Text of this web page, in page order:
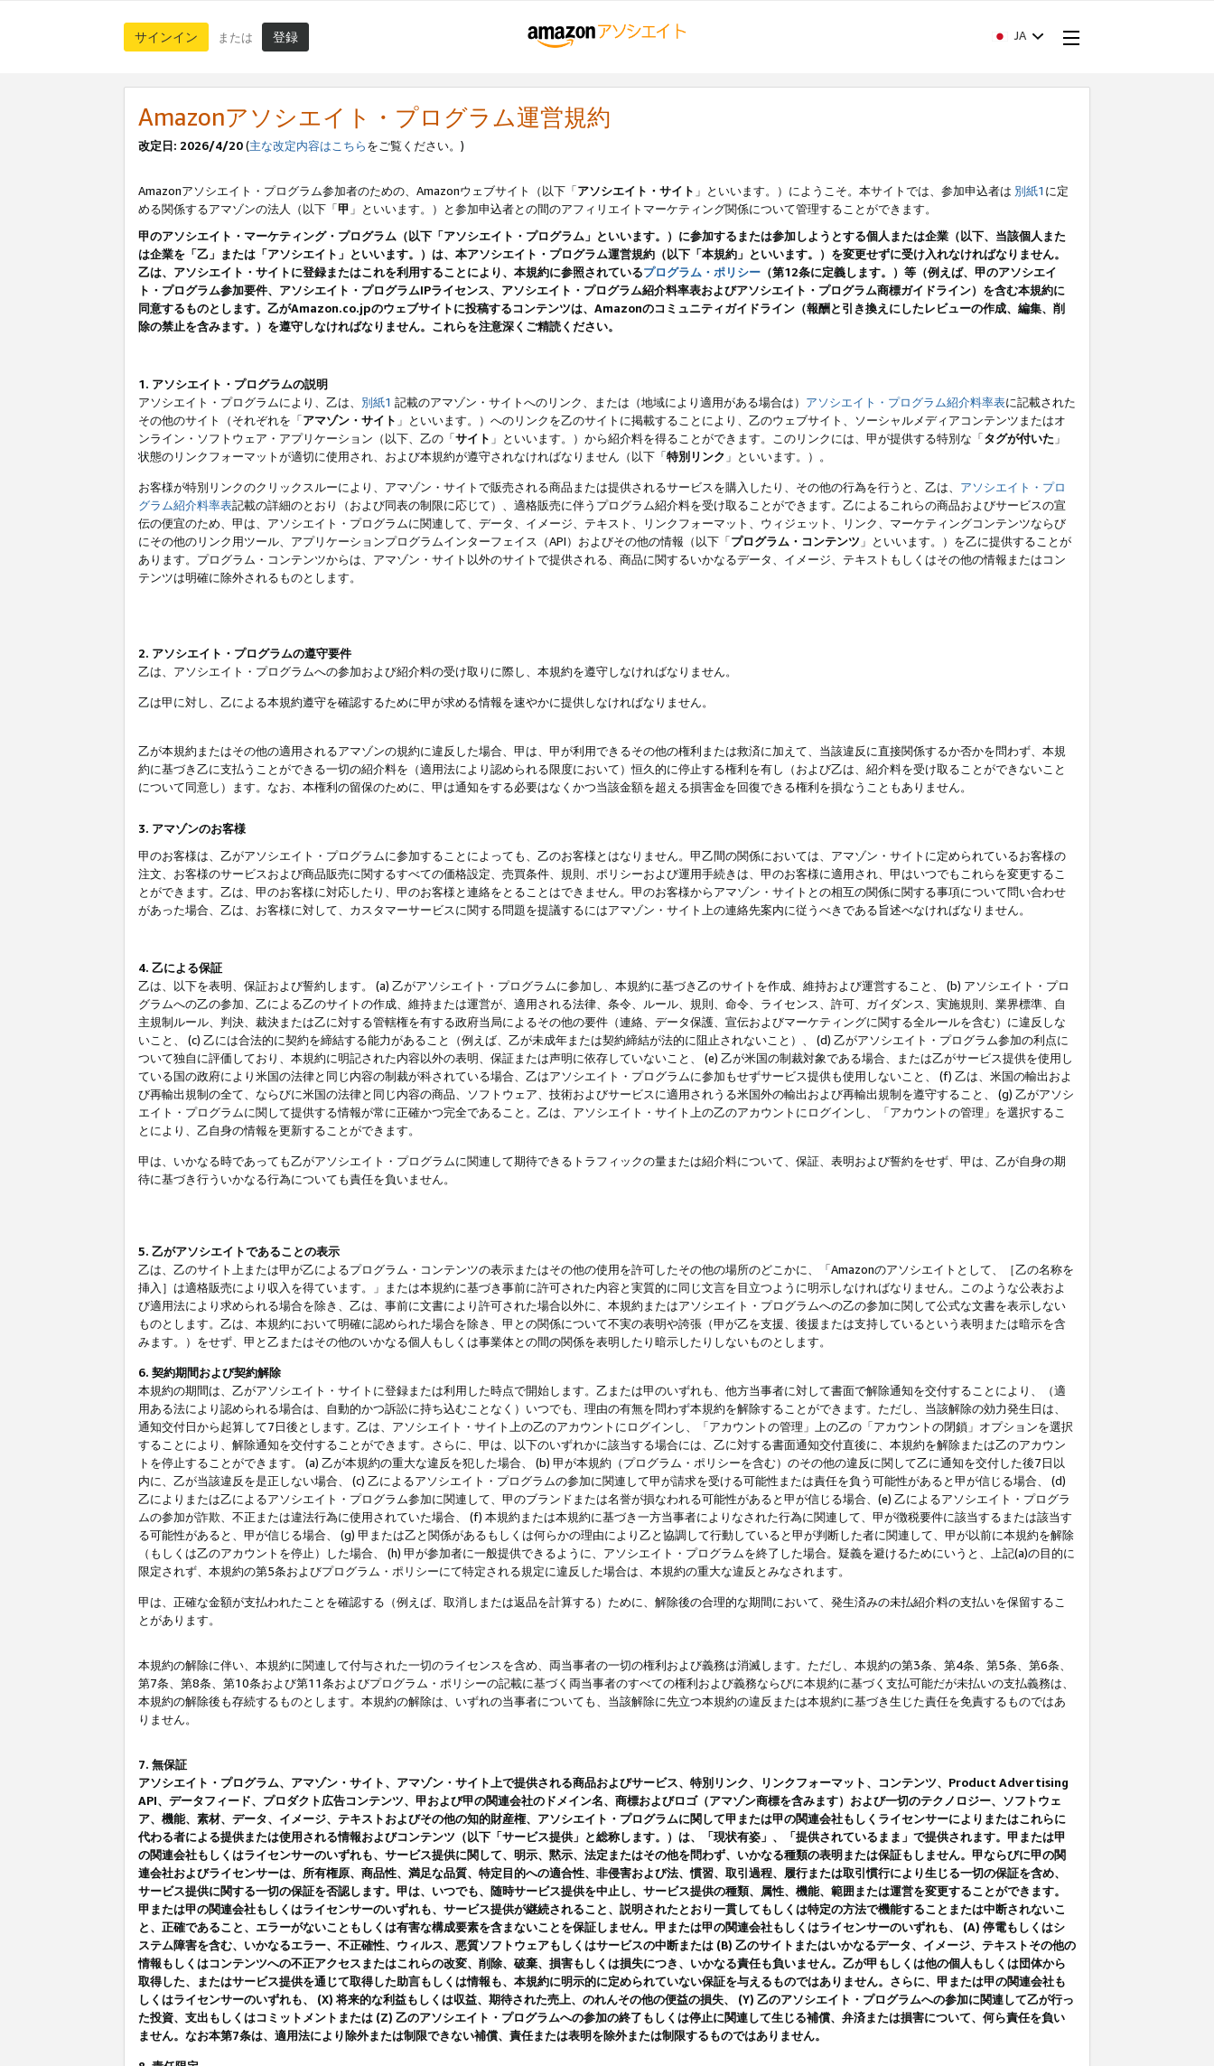
サインイン または 登録 JA
Amazonアソシエイト・プログラム運営規約
改定日: 2026/4/20(主な改定内容はこちらをご覧ください。)
Amazonアソシエイト・プログラム参加者のための、Amazonウェブサイト（以下「アソシエイト・サイト 」といいます。）にようこそ。本サイトでは、参加申込者は 別紙1 に定
める関係するアマゾンの法人（以下「甲 」といいます。）と参加申込者との間のアフィリエイトマーケティング関係について管理することができます。
甲のアソシエイト・マーケティング・プログラム（以下「アソシエイト・プログラム」といいます。）に参加するまたは参加しようとする個人または企業（以下、当該個人また
は企業を「乙」または「アソシエイト」といいます。）は、本アソシエイト・プログラム運営規約（以下「本規約」といいます。）を変更せずに受け入れなければなりません。
乙は、アソシエイト・サイトに登録またはこれを利用することにより、本規約に参照されているプログラム・ポリシー （第12条に定義します。）等（例えば、甲のアソシエイ
ト・プログラム参加要件、アソシエイト・プログラムIPライセンス、アソシエイト・プログラム紹介料率表およびアソシエイト・プログラム商標ガイドライン）を含む本規約に
同意するものとします。乙がAmazon.co.jpのウェブサイトに投稿するコンテンツは、Amazonのコミュニティガイドライン（報酬と引き換えにしたレビューの作成、編集、削
除の禁止を含みます。）を遵守しなければなりません。これらを注意深くご精読ください。
1. アソシエイト・プログラムの説明
アソシエイト・プログラムにより、乙は、 別紙1 記載のアマゾン・サイトへのリンク、または（地域により適用がある場合は） アソシエイト・プログラム紹介料率表に記載された
その他のサイト（それぞれを「アマゾン・サイト 」といいます。）へのリンクを乙のサイトに掲載することにより、乙のウェブサイト、ソーシャルメディアコンテンツまたはオ
ンライン・ソフトウェア・アプリケーション（以下、乙の「サイト 」といいます。）から紹介料を得ることができます。このリンクには、甲が提供する特別な「タグが付いた 」
状態のリンクフォーマットが適切に使用され、および本規約が遵守されなければなりません（以下「特別リンク 」といいます。）。
お客様が特別リンクのクリックスルーにより、アマゾン・サイトで販売される商品または提供されるサービスを購入したり、その他の行為を行うと、乙は、 アソシエイト・プロ
グラム紹介料率表記載の詳細のとおり（および同表の制限に応じて）、適格販売に伴うプログラム紹介料を受け取ることができます。乙によるこれらの商品およびサービスの宣
伝の便宜のため、甲は、アソシエイト・プログラムに関連して、データ、イメージ、テキスト、リンクフォーマット、ウィジェット、リンク、マーケティングコンテンツならび
にその他のリンク用ツール、アプリケーションプログラムインターフェイス（API）およびその他の情報（以下「プログラム・コンテンツ 」といいます。）を乙に提供することが
あります。プログラム・コンテンツからは、アマゾン・サイト以外のサイトで提供される、商品に関するいかなるデータ、イメージ、テキストもしくはその他の情報またはコン
テンツは明確に除外されるものとします。
2. アソシエイト・プログラムの遵守要件
乙は、アソシエイト・プログラムへの参加および紹介料の受け取りに際し、本規約を遵守しなければなりません。
乙は甲に対し、乙による本規約遵守を確認するために甲が求める情報を速やかに提供しなければなりません。
乙が本規約またはその他の適用されるアマゾンの規約に違反した場合、甲は、甲が利用できるその他の権利または救済に加えて、当該違反に直接関係するか否かを問わず、本規
約に基づき乙に支払うことができる一切の紹介料を（適用法により認められる限度において）恒久的に停止する権利を有し（および乙は、紹介料を受け取ることができないこと
について同意し）ます。なお、本権利の留保のために、甲は通知をする必要はなくかつ当該金額を超える損害金を回復できる権利を損なうこともありません。
3. アマゾンのお客様
甲のお客様は、乙がアソシエイト・プログラムに参加することによっても、乙のお客様とはなりません。甲乙間の関係においては、アマゾン・サイトに定められているお客様の
注文、お客様のサービスおよび商品販売に関するすべての価格設定、売買条件、規則、ポリシーおよび運用手続きは、甲のお客様に適用され、甲はいつでもこれらを変更するこ
とができます。乙は、甲のお客様に対応したり、甲のお客様と連絡をとることはできません。甲のお客様からアマゾン・サイトとの相互の関係に関する事項について問い合わせ
があった場合、乙は、お客様に対して、カスタマーサービスに関する問題を提議するにはアマゾン・サイト上の連絡先案内に従うべきである旨述べなければなりません。
4. 乙による保証
乙は、以下を表明、保証および誓約します。 (a) 乙がアソシエイト・プログラムに参加し、本規約に基づき乙のサイトを作成、維持および運営すること、 (b) アソシエイト・プロ
グラムへの乙の参加、乙による乙のサイトの作成、維持または運営が、適用される法律、条令、ルール、規則、命令、ライセンス、許可、ガイダンス、実施規則、業界標準、自
主規制ルール、判決、裁決または乙に対する管轄権を有する政府当局によるその他の要件（連絡、データ保護、宣伝およびマーケティングに関する全ルールを含む）に違反しな
いこと、 (c) 乙には合法的に契約を締結する能力があること（例えば、乙が未成年または契約締結が法的に阻止されないこと）、 (d) 乙がアソシエイト・プログラム参加の利点に
ついて独自に評価しており、本規約に明記された内容以外の表明、保証または声明に依存していないこと、 (e) 乙が米国の制裁対象である場合、または乙がサービス提供を使用し
ている国の政府により米国の法律と同じ内容の制裁が科されている場合、乙はアソシエイト・プログラムに参加もせずサービス提供も使用しないこと、 (f) 乙は、米国の輸出およ
び再輸出規制の全て、ならびに米国の法律と同じ内容の商品、ソフトウェア、技術およびサービスに適用されうる米国外の輸出および再輸出規制を遵守すること、 (g) 乙がアソシ
エイト・プログラムに関して提供する情報が常に正確かつ完全であること。乙は、アソシエイト・サイト上の乙のアカウントにログインし、「アカウントの管理」を選択するこ
とにより、乙自身の情報を更新することができます。
甲は、いかなる時であっても乙がアソシエイト・プログラムに関連して期待できるトラフィックの量または紹介料について、保証、表明および誓約をせず、甲は、乙が自身の期
待に基づき行ういかなる行為についても責任を負いません。
5. 乙がアソシエイトであることの表示
乙は、乙のサイト上または甲が乙によるプログラム・コンテンツの表示またはその他の使用を許可したその他の場所のどこかに、「Amazonのアソシエイトとして、［乙の名称を
挿入］は適格販売により収入を得ています。」または本規約に基づき事前に許可された内容と実質的に同じ文言を目立つように明示しなければなりません。このような公表およ
び適用法により求められる場合を除き、乙は、事前に文書により許可された場合以外に、本規約またはアソシエイト・プログラムへの乙の参加に関して公式な文書を表示しない
ものとします。乙は、本規約において明確に認められた場合を除き、甲との関係について不実の表明や誇張（甲が乙を支援、後援または支持しているという表明または暗示を含
みます。）をせず、甲と乙またはその他のいかなる個人もしくは事業体との間の関係を表明したり暗示したりしないものとします。
6. 契約期間および契約解除
本規約の期間は、乙がアソシエイト・サイトに登録または利用した時点で開始します。乙または甲のいずれも、他方当事者に対して書面で解除通知を交付することにより、（適
用ある法により認められる場合は、自動的かつ訴訟に持ち込むことなく）いつでも、理由の有無を問わず本規約を解除することができます。ただし、当該解除の効力発生日は、
通知交付日から起算して7日後とします。乙は、アソシエイト・サイト上の乙のアカウントにログインし、「アカウントの管理」上の乙の「アカウントの閉鎖」オプションを選択
することにより、解除通知を交付することができます。さらに、甲は、以下のいずれかに該当する場合には、乙に対する書面通知交付直後に、本規約を解除または乙のアカウン
トを停止することができます。 (a) 乙が本規約の重大な違反を犯した場合、 (b) 甲が本規約（プログラム・ポリシーを含む）のその他の違反に関して乙に通知を交付した後7日以
内に、乙が当該違反を是正しない場合、 (c) 乙によるアソシエイト・プログラムの参加に関連して甲が請求を受ける可能性または責任を負う可能性があると甲が信じる場合、 (d)
乙によりまたは乙によるアソシエイト・プログラム参加に関連して、甲のブランドまたは名誉が損なわれる可能性があると甲が信じる場合、(e) 乙によるアソシエイト・プログラ
ムの参加が詐欺、不正または違法行為に使用されていた場合、 (f) 本規約または本規約に基づき一方当事者によりなされた行為に関連して、甲が徴税要件に該当するまたは該当す
る可能性があると、甲が信じる場合、 (g) 甲または乙と関係があるもしくは何らかの理由により乙と協調して行動していると甲が判断した者に関連して、甲が以前に本規約を解除
（もしくは乙のアカウントを停止）した場合、 (h) 甲が参加者に一般提供できるように、アソシエイト・プログラムを終了した場合。疑義を避けるためにいうと、上記(a)の目的に
限定されず、本規約の第5条およびプログラム・ポリシーにて特定される規定に違反した場合は、本規約の重大な違反とみなされます。
甲は、正確な金額が支払われたことを確認する（例えば、取消しまたは返品を計算する）ために、解除後の合理的な期間において、発生済みの未払紹介料の支払いを保留するこ
とがあります。
本規約の解除に伴い、本規約に関連して付与された一切のライセンスを含め、両当事者の一切の権利および義務は消滅します。ただし、本規約の第3条、第4条、第5条、第6条、
第7条、第8条、第10条および第11条およびプログラム・ポリシーの記載に基づく両当事者のすべての権利および義務ならびに本規約に基づく支払可能だが未払いの支払義務は、
本規約の解除後も存続するものとします。本規約の解除は、いずれの当事者についても、当該解除に先立つ本規約の違反または本規約に基づき生じた責任を免責するものではあ
りません。
7. 無保証
アソシエイト・プログラム、アマゾン・サイト、アマゾン・サイト上で提供される商品およびサービス、特別リンク、リンクフォーマット、コンテンツ、Product Advertising
API、データフィード、プロダクト広告コンテンツ、甲および甲の関連会社のドメイン名、商標およびロゴ（アマゾン商標を含みます）および一切のテクノロジー、ソフトウェ
ア、機能、素材、データ、イメージ、テキストおよびその他の知的財産権、アソシエイト・プログラムに関して甲または甲の関連会社もしくライセンサーによりまたはこれらに
代わる者による提供または使用される情報およびコンテンツ（以下「サービス提供」と総称します。）は、「現状有姿」、「提供されているまま」で提供されます。甲または甲
の関連会社もしくはライセンサーのいずれも、サービス提供に関して、明示、黙示、法定またはその他を問わず、いかなる種類の表明または保証もしません。甲ならびに甲の関
連会社およびライセンサーは、所有権原、商品性、満足な品質、特定目的への適合性、非侵害および法、慣習、取引過程、履行または取引慣行により生じる一切の保証を含め、
サービス提供に関する一切の保証を否認します。甲は、いつでも、随時サービス提供を中止し、サービス提供の種類、属性、機能、範囲または運営を変更することができます。
甲または甲の関連会社もしくはライセンサーのいずれも、サービス提供が継続されること、説明されたとおり一貫してもしくは特定の方法で機能することまたは中断されないこ
と、正確であること、エラーがないこともしくは有害な構成要素を含まないことを保証しません。甲または甲の関連会社もしくはライセンサーのいずれも、 (A) 停電もしくはシ
ステム障害を含む、いかなるエラー、不正確性、ウィルス、悪質ソフトウェアもしくはサービスの中断または (B) 乙のサイトまたはいかなるデータ、イメージ、テキストその他の
情報もしくはコンテンツへの不正アクセスまたはこれらの改変、削除、破棄、損害もしくは損失につき、いかなる責任も負いません。乙が甲もしくは他の個人もしくは団体から
取得した、またはサービス提供を通じて取得した助言もしくは情報も、本規約に明示的に定められていない保証を与えるものではありません。さらに、甲または甲の関連会社も
しくはライセンサーのいずれも、 (X) 将来的な利益もしくは収益、期待された売上、のれんその他の便益の損失、 (Y) 乙のアソシエイト・プログラムへの参加に関連して乙が行っ
た投資、支出もしくはコミットメントまたは (Z) 乙のアソシエイト・プログラムへの参加の終了もしくは停止に関連して生じる補償、弁済または損害について、何ら責任を負い
ません。なお本第7条は、適用法により除外または制限できない補償、責任または表明を除外または制限するものではありません。